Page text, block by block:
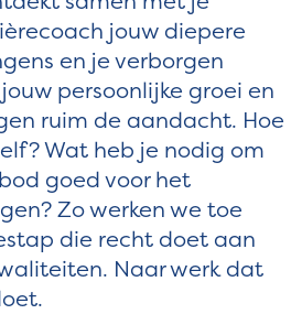
jouw diepere
en je verborgen
persoonlijke groei en
ruim de aandacht. Hoe
Wat heb je nodig om
goed voor het
Zo werken we toe
die recht doet aan
Naar werk dat